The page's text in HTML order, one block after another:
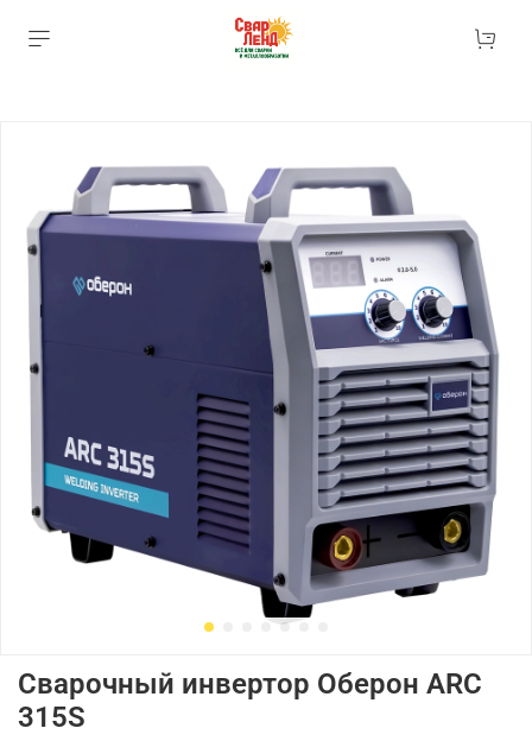
Сварочный инвертор Оберон ARC
315S